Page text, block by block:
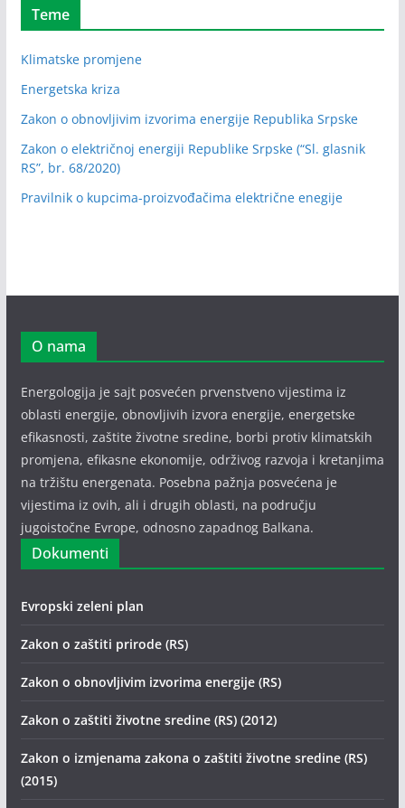
Teme
Klimatske promjene
Energetska kriza
Zakon o obnovljivim izvorima energije Republika Srpske
Zakon o električnoj energiji Republike Srpske (“Sl. glasnik
RS”, br. 68/2020)
Pravilnik o kupcima-proizvođačima električne enegije
O nama
Energologija je sajt posvećen prvenstveno vijestima iz
oblasti energije, obnovljivih izvora energije, energetske
efikasnosti, zaštite životne sredine, borbi protiv klimatskih
promjena, efikasne ekonomije, održivog razvoja i kretanjima
na tržištu energenata. Posebna pažnja posvećena je
vijestima iz ovih, ali i drugih oblasti, na području
jugoistočne Evrope, odnosno zapadnog Balkana.
Dokumenti
Evropski zeleni plan
Zakon o zaštiti prirode (RS)
Zakon o obnovljivim izvorima energije (RS)
Zakon o zaštiti životne sredine (RS) (2012)
Zakon o izmjenama zakona o zaštiti životne sredine (RS)
(2015)